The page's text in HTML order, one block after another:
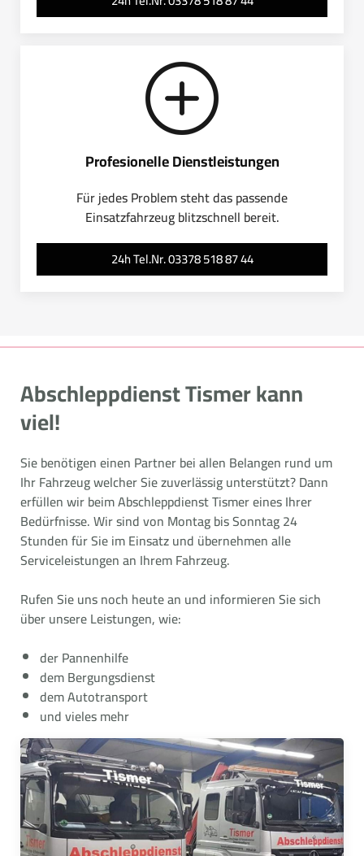
Profesionelle Dienstleistungen
Für jedes Problem steht das passende
Einsatzfahrzeug blitzschnell bereit.
24h Tel.Nr. 03378 518 87 44
Abschleppdienst Tismer kann
viel!
Sie benötigen einen Partner bei allen Belangen rund um
Ihr Fahrzeug welcher Sie zuverlässig unterstützt? Dann
erfüllen wir beim Abschleppdienst Tismer eines Ihrer
Bedürfnisse. Wir sind von Montag bis Sonntag 24
Stunden für Sie im Einsatz und übernehmen alle
Serviceleistungen an Ihrem Fahrzeug.
Rufen Sie uns noch heute an und informieren Sie sich
über unsere Leistungen, wie:
der Pannenhilfe
dem Bergungsdienst
dem Autotransport
und vieles mehr